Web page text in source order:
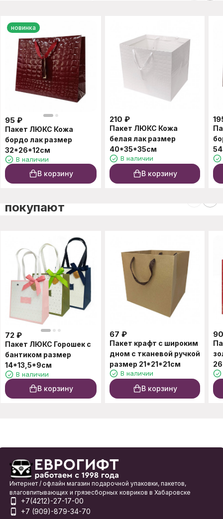
новинка
95 ₽
Пакет ЛЮКС Кожа
бордо лак размер
32*26*12см
В наличии
В корзину
210 ₽
Пакет ЛЮКС Кожа
белая лак размер
40*35*35см
В наличии
В корзину
покупают
72 ₽
Пакет ЛЮКС Горошек с
бантиком размер
14*13,5*9см
В наличии
В корзину
67 ₽
Пакет крафт с широким
дном с тканевой ручкой
размер 21*21*21см
В наличии
В корзину
90
Интернет / офлайн магазин подарочной упаковки, пакетов,
влаговпитывающих и грязесборных ковриков в Хабаровске
+7(4212)-27-17-00
+7 (909)-879-34-70